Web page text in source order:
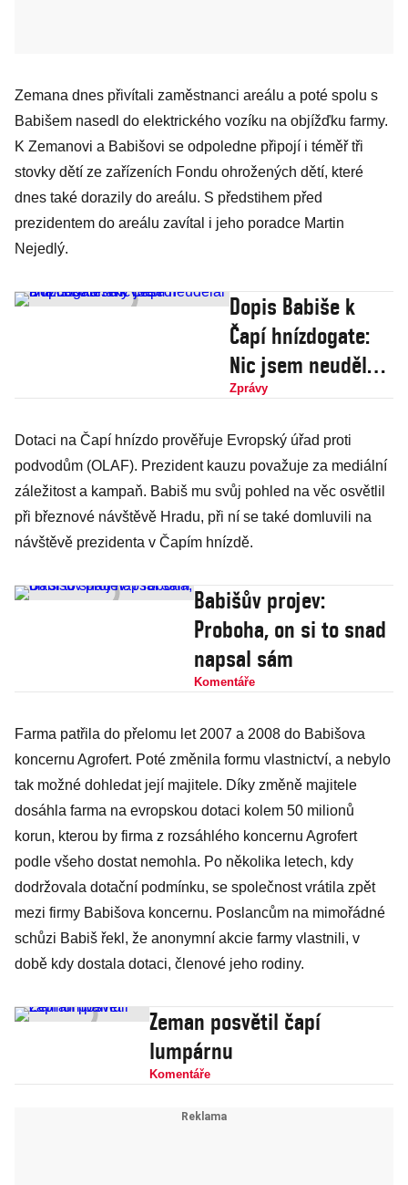
Zemana dnes přivítali zaměstnanci areálu a poté spolu s
Babišem nasedl do elektrického vozíku na objížďku farmy.
K Zemanovi a Babišovi se odpoledne připojí i téměř tři
stovky dětí ze zařízeních Fondu ohrožených dětí, které
dnes také dorazily do areálu. S předstihem před
prezidentem do areálu zavítal i jeho poradce Martin
Nejedlý.
Dopis Babiše k
Čapí hnízdogate:
Nic jsem neudělal
a ta částka taky
Zprávy
Dotaci na Čapí hnízdo prověřuje Evropský úřad proti
podvodům (OLAF). Prezident kauzu považuje za mediální
záležitost a kampaň. Babiš mu svůj pohled na věc osvětlil
při březnové návštěvě Hradu, při ní se také domluvili na
návštěvě prezidenta v Čapím hnízdě.
Babišův projev:
Proboha, on si to snad
napsal sám
Komentáře
Farma patřila do přelomu let 2007 a 2008 do Babišova
koncernu Agrofert. Poté změnila formu vlastnictví, a nebylo
tak možné dohledat její majitele. Díky změně majitele
dosáhla farma na evropskou dotaci kolem 50 milionů
korun, kterou by firma z rozsáhlého koncernu Agrofert
podle všeho dostat nemohla. Po několika letech, kdy
dodržovala dotační podmínku, se společnost vrátila zpět
mezi firmy Babišova koncernu. Poslancům na mimořádné
schůzi Babiš řekl, že anonymní akcie farmy vlastnili, v
době kdy dostala dotaci, členové jeho rodiny.
Zeman posvětil čapí
lumpárnu
Komentáře